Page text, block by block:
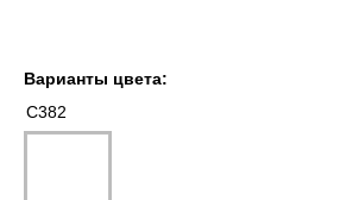
Варианты цвета:
C382